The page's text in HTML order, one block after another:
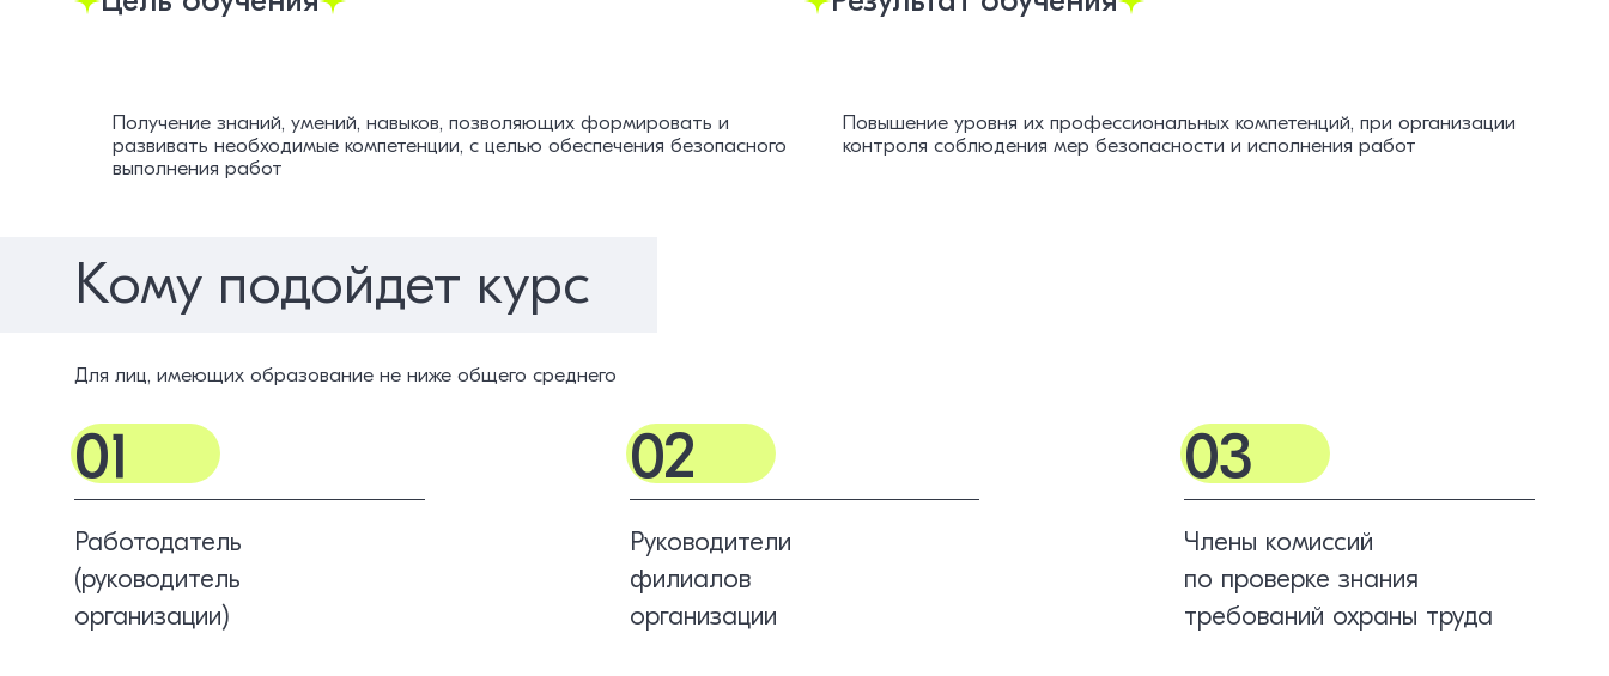
Получение знаний, умений, навыков, позволяющих формировать и
развивать необходимые компетенции, с целью обеспечения безопасного
выполнения работ
Повышение уровня их профессиональных компетенций, при организации
контроля соблюдения мер безопасности и исполнения работ
Кому подойдет курс
Для лиц, имеющих образование не ниже общего среднего
01
Работодатель
(руководитель
организации)
02
Руководители
филиалов
организации
03
Члены комиссий
по проверке знания
требований охраны труда